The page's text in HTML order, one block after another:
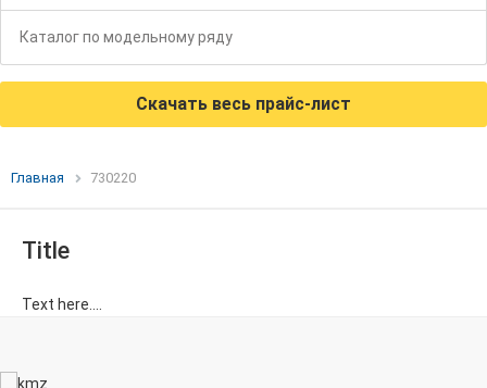
Каталог по модельному ряду
Скачать весь прайс-лист
Главная 730220
Title
Text here....